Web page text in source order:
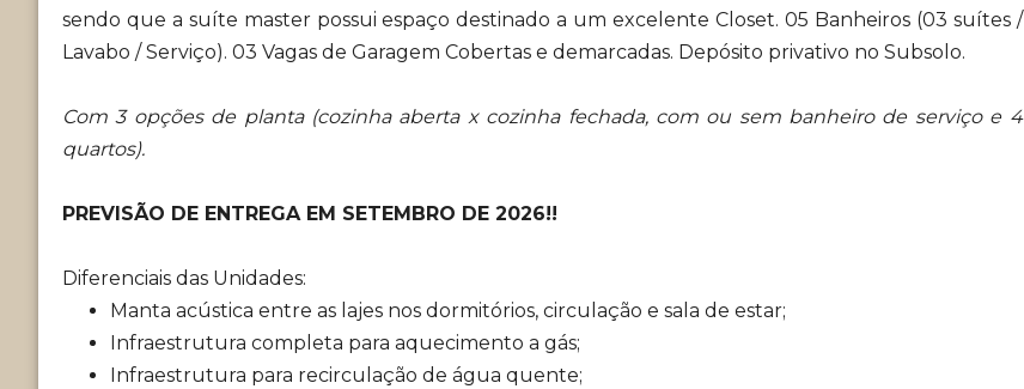
sendo que a suíte master possui espaço destinado a um excelente Closet. 05 Banheiros (03 suítes /
Lavabo / Serviço). 03 Vagas de Garagem Cobertas e demarcadas. Depósito privativo no Subsolo.
Com 3 opções de planta (cozinha aberta x cozinha fechada, com ou sem banheiro de serviço e 4
quartos).
PREVISÃO DE ENTREGA EM SETEMBRO DE 2026!!
Diferenciais das Unidades:
Manta acústica entre as lajes nos dormitórios, circulação e sala de estar;
Infraestrutura completa para aquecimento a gás;
Infraestrutura para recirculação de água quente;